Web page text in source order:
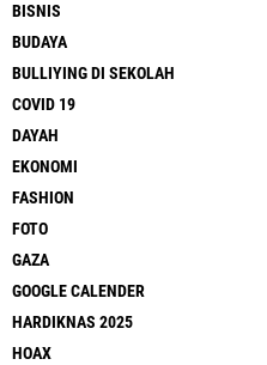
BISNIS
BUDAYA
BULLIYING DI SEKOLAH
COVID 19
DAYAH
EKONOMI
FASHION
FOTO
GAZA
GOOGLE CALENDER
HARDIKNAS 2025
HOAX